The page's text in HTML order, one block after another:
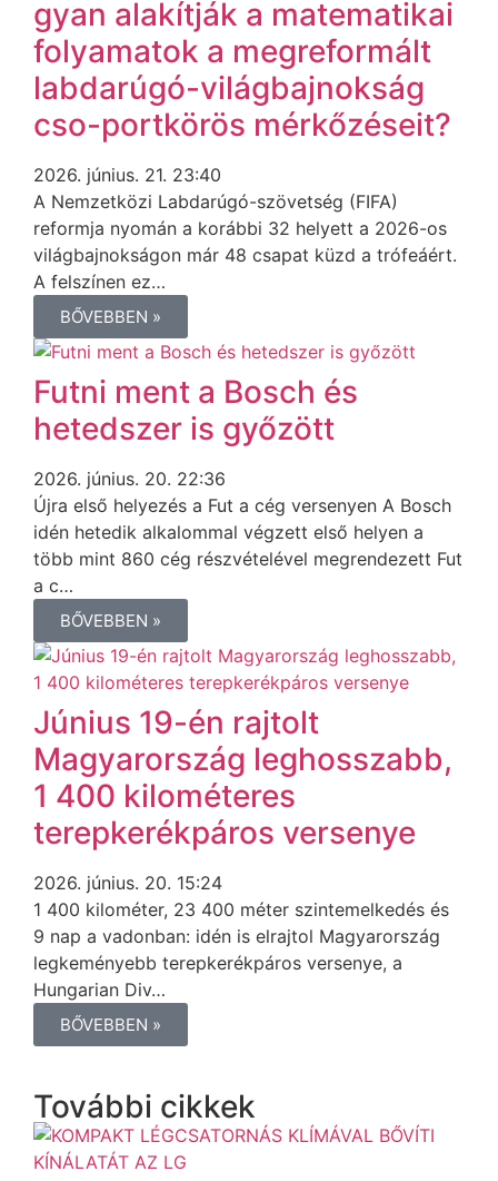
gyan alakítják a matematikai
folyamatok a megreformált
labdarúgó-világbajnokság
cso-portkörös mérkőzéseit?
2026. június. 21. 23:40
A Nemzetközi Labdarúgó-szövetség (FIFA)
reformja nyomán a korábbi 32 helyett a 2026-os
világbajnokságon már 48 csapat küzd a trófeáért.
A felszínen ez…
BŐVEBBEN »
Futni ment a Bosch és
hetedszer is győzött
2026. június. 20. 22:36
Újra első helyezés a Fut a cég versenyen A Bosch
idén hetedik alkalommal végzett első helyen a
több mint 860 cég részvételével megrendezett Fut
a c…
BŐVEBBEN »
Június 19-én rajtolt
Magyarország leghosszabb,
1 400 kilométeres
terepkerékpáros versenye
2026. június. 20. 15:24
1 400 kilométer, 23 400 méter szintemelkedés és
9 nap a vadonban: idén is elrajtol Magyarország
legkeményebb terepkerékpáros versenye, a
Hungarian Div…
BŐVEBBEN »
További cikkek